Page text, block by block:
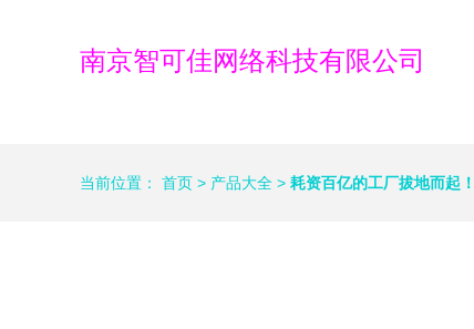
南京智可佳网络科技有限公司
当前位置： 首页 > 产品大全 > 耗资百亿的工厂拔地而起